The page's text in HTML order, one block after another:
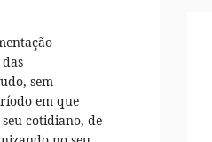
sem
em que
cotidiano, de